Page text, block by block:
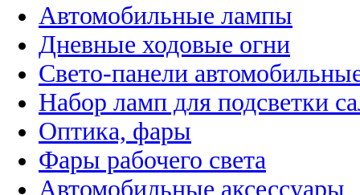
Автомобильные лампы
Дневные ходовые огни
Свето-панели
Набор ламп для подсветки
Оптика, фары
Фары рабочего света
Автомобильные аксессуары